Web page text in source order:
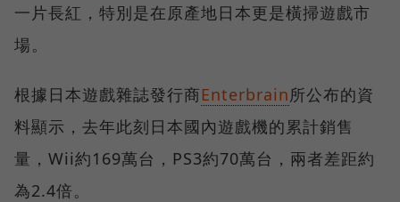
一片長紅，特別是在原產地日本更是橫掃遊戲市
場。
根據日本遊戲雜誌發行商Enterbrain所公布的資
料顯示，去年此刻日本國內遊戲機的累計銷售
量，Wii約169萬台，PS3約70萬台，兩者差距約
為2.4倍。